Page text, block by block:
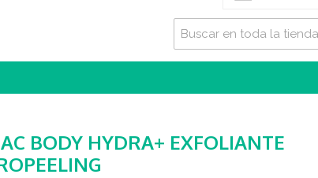
BODY HYDRA+ EXFOLIANTE